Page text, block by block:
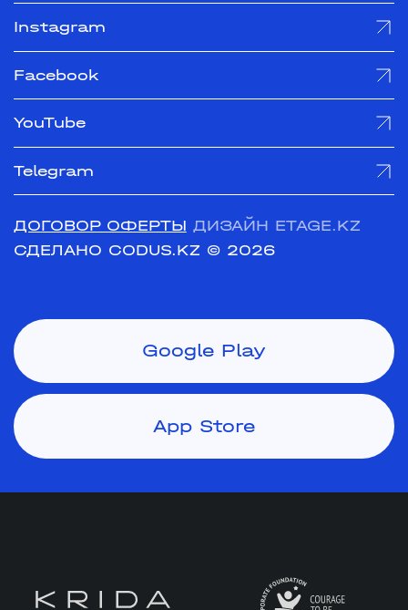
Instagram
Facebook
YouTube
Telegram
ДОГОВОР ОФЕРТЫ ДИЗАЙН ETAGE.KZ
СДЕЛАНО CODUS.KZ © 2026
Google Play
App Store